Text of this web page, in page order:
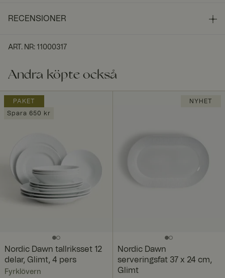
RECENSIONER
ART. NR: 11000317
Andra köpte också
PAKET
Spara 650 kr
Nordic Dawn tallriksset 12
delar, Glimt, 4 pers
Fyrklövern
NYHET
Nordic Dawn
serveringsfat 37 x 24 cm,
Glimt